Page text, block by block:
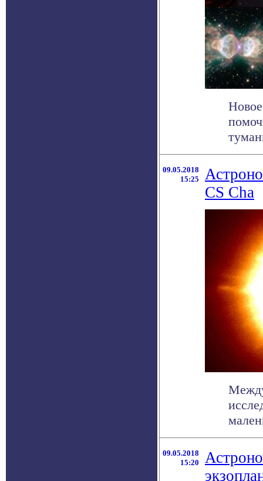
09.05.2018
15:25
CS Cha
09.05.2018
15:20